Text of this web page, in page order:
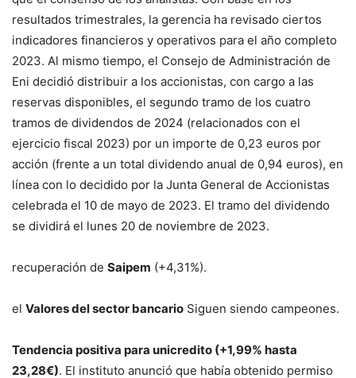
resultados trimestrales, la gerencia ha revisado ciertos
indicadores financieros y operativos para el año completo
2023. Al mismo tiempo, el Consejo de Administración de
Eni decidió distribuir a los accionistas, con cargo a las
reservas disponibles, el segundo tramo de los cuatro
tramos de dividendos de 2024 (relacionados con el
ejercicio fiscal 2023) por un importe de 0,23 euros por
acción (frente a un total dividendo anual de 0,94 euros), en
línea con lo decidido por la Junta General de Accionistas
celebrada el 10 de mayo de 2023. El tramo del dividendo
se dividirá el lunes 20 de noviembre de 2023.
recuperación de Saipem (+4,31%).
el Valores del sector bancario Siguen siendo campeones.
Tendencia positiva para unicredito (+1,99% hasta
23,28€). El instituto anunció que había obtenido permiso